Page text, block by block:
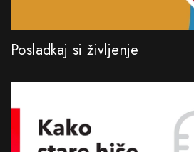
Posladkaj si življenje